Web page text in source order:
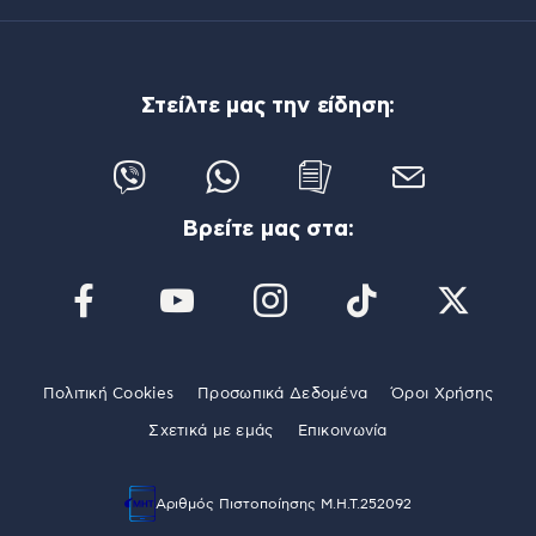
Στείλτε μας την είδηση:
Βρείτε μας στα:
Πολιτική Cookies Προσωπικά Δεδομένα Όροι Χρήσης
Σχετικά με εμάς Επικοινωνία
Αριθμός Πιστοποίησης Μ.Η.Τ.252092